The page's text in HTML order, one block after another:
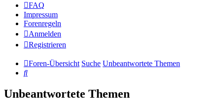
FAQ
Impressum
Forenregeln
Anmelden
Registrieren
Foren-Übersicht Suche Unbeantwortete Themen
Suche
Unbeantwortete Themen